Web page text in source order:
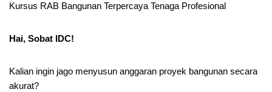
Kursus RAB Bangunan Terpercaya Tenaga Profesional
Hai, Sobat IDC!
Kalian ingin jago menyusun anggaran proyek bangunan secara
akurat?